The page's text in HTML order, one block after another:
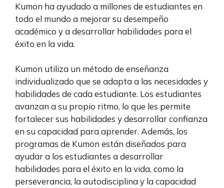
Kumon ha ayudado a millones de estudiantes en
todo el mundo a mejorar su desempeño
académico y a desarrollar habilidades para el
éxito en la vida.
Kumon utiliza un método de enseñanza
individualizado que se adapta a las necesidades y
habilidades de cada estudiante. Los estudiantes
avanzan a su propio ritmo, lo que les permite
fortalecer sus habilidades y desarrollar confianza
en su capacidad para aprender. Además, los
programas de Kumon están diseñados para
ayudar a los estudiantes a desarrollar
habilidades para el éxito en la vida, como la
perseverancia, la autodisciplina y la capacidad